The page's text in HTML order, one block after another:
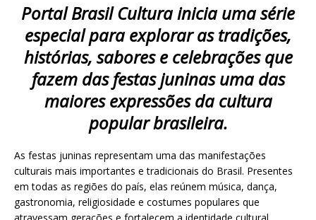
Portal Brasil Cultura inicia uma série
especial para explorar as tradições,
histórias, sabores e celebrações que
fazem das festas juninas uma das
maiores expressões da cultura
popular brasileira.
As festas juninas representam uma das manifestações
culturais mais importantes e tradicionais do Brasil. Presentes
em todas as regiões do país, elas reúnem música, dança,
gastronomia, religiosidade e costumes populares que